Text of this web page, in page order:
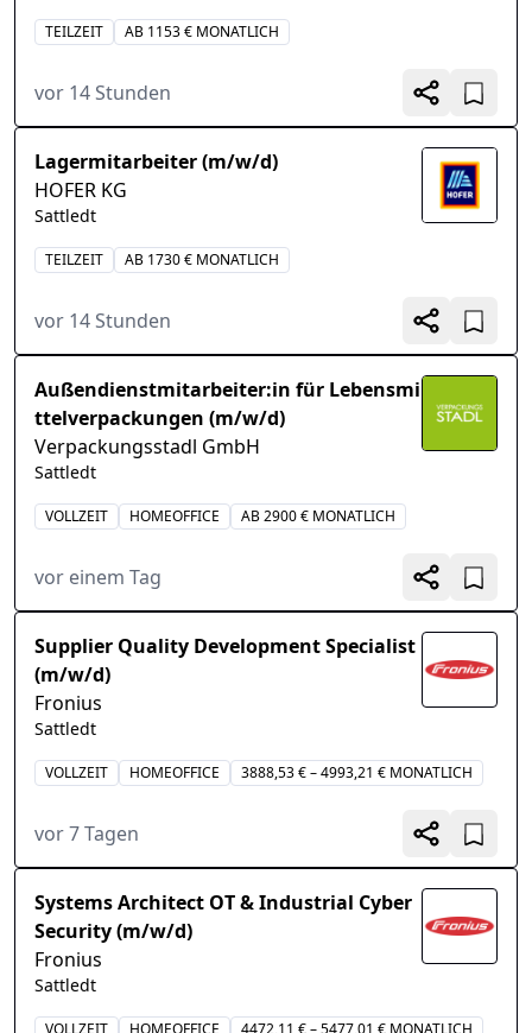
TEILZEIT AB 1153 € MONATLICH
vor 14 Stunden
Lagermitarbeiter (m/w/d)
HOFER KG
Sattledt
TEILZEIT AB 1730 € MONATLICH
vor 14 Stunden
Außendienstmitarbeiter:in für Lebensmi
ttelverpackungen (m/w/d)
Verpackungsstadl GmbH
Sattledt
VOLLZEIT HOMEOFFICE AB 2900 € MONATLICH
vor einem Tag
Supplier Quality Development Specialist
(m/w/d)
Fronius
Sattledt
VOLLZEIT HOMEOFFICE 3888,53 € – 4993,21 € MONATLICH
vor 7 Tagen
Systems Architect OT & Industrial Cyber
Security (m/w/d)
Fronius
Sattledt
VOLLZEIT HOMEOFFICE 4472,11 € – 5477,01 € MONATLICH